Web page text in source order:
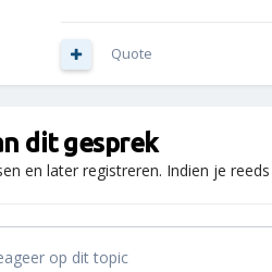
Quote
dit gesprek
en later registreren. Indien je
op dit topic